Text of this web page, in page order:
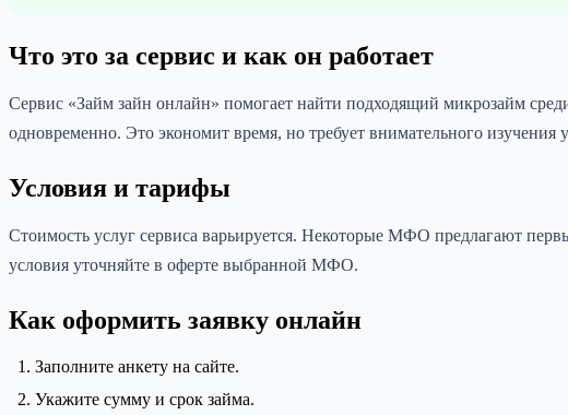
Что это за сервис и как он работает
Сервис «Займ зайн онлайн» помогает найти подходящий микрозайм
одновременно. Это экономит время, но требует внимательного изучения
Условия и тарифы
Стоимость услуг сервиса варьируется. Некоторые МФО предлагают
условия уточняйте в оферте выбранной МФО.
Как оформить заявку онлайн
Заполните анкету на сайте.
Укажите сумму и срок займа.